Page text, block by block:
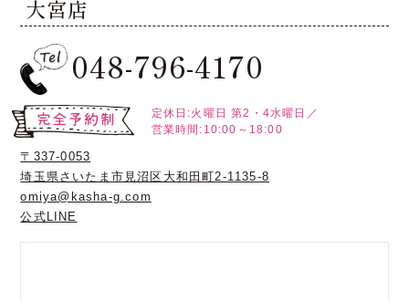
大宮店
048-796-4170
定休日:火曜日 第2・4水曜日／
営業時間:10:00～18:00
〒337-0053
埼玉県さいたま市見沼区大和田町2-1135-8
omiya@kasha-g.com
公式LINE